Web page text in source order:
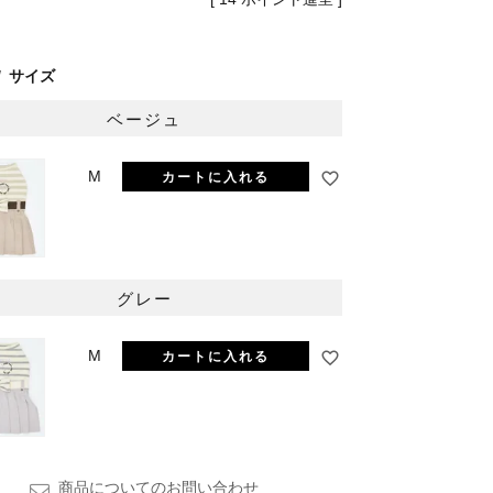
サイズ
ベージュ
M カートに入れる
グレー
M カートに入れる
商品についてのお問い合わせ